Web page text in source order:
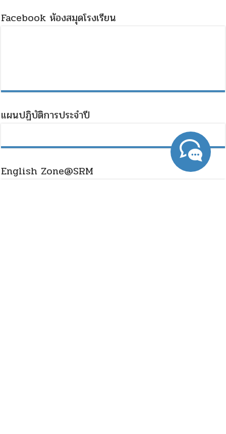
Facebook ห้องสมุดโรงเรียน
แผนปฏิบัติการประจำปี
English Zone@SRM